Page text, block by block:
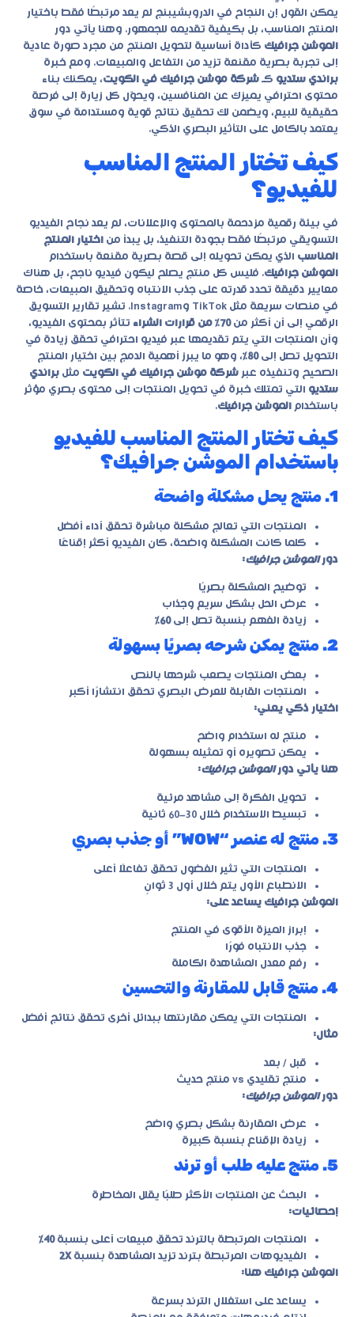
يمكن القول إن النجاح في الدروبشيبنج لم يعد مرتبطًا فقط باختيار
المنتج المناسب، بل بكيفية تقديمه للجمهور. وهنا يأتي دور
الموشن جرافيك كأداة أساسية لتحويل المنتج من مجرد صورة عادية
إلى تجربة بصرية مقنعة تزيد من التفاعل والمبيعات. ومع خبرة
براندي ستديو كـ شركة موشن جرافيك في الكويت، يمكنك بناء
محتوى احترافي يميزك عن المنافسين، ويحوّل كل زيارة إلى فرصة
حقيقية للبيع، ويضمن لك تحقيق نتائج قوية ومستدامة في سوق
يعتمد بالكامل على التأثير البصري الذكي.
كيف تختار المنتج المناسب
للفيديو؟
في بيئة رقمية مزدحمة بالمحتوى والإعلانات، لم يعد نجاح الفيديو
التسويقي مرتبطًا فقط بجودة التنفيذ، بل يبدأ من اختيار المنتج
المناسب الذي يمكن تحويله إلى قصة بصرية مقنعة باستخدام
الموشن جرافيك. فليس كل منتج يصلح ليكون فيديو ناجح، بل هناك
معايير دقيقة تحدد قدرته على جذب الانتباه وتحقيق المبيعات، خاصة
في منصات سريعة مثل TikTok وInstagram. تشير تقارير التسويق
الرقمي إلى أن أكثر من70٪ من قرارات الشراء
تتأثر بمحتوى الفيديو،
وأن المنتجات التي يتم تقديمها عبر فيديو احترافي تحقق زيادة في
التحويل تصل إلى80٪ ، وهو ما يبرز أهمية الدمج بين اختيار المنتج
الصحيح وتنفيذه عبر شركة موشن جرافيك في الكويت مثل براندي
ستديو التي تمتلك خبرة في تحويل المنتجات إلى محتوى بصري مؤثر
باستخدام الموشن جرافيك.
كيف تختار المنتج المناسب للفيديو
باستخدام الموشن جرافيك؟
1. منتج يحل مشكلة واضحة
المنتجات التي تعالج مشكلة مباشرة تحقق أداء أفضل
كلما كانت المشكلة واضحة، كان الفيديو أكثر إقناعًا
دورالموشن جرافيك:
توضيح المشكلة بصريًا
عرض الحل بشكل سريع وجذاب
زيادة الفهم بنسبة تصل إلى60٪
2. منتج يمكن شرحه بصريًا بسهولة
بعض المنتجات يصعب شرحها بالنص
المنتجات القابلة للعرض البصري تحقق انتشارًا أكبر
اختيار ذكي يعني:
منتج له استخدام واضح
يمكن تصويره أو تمثيله بسهولة
هنا يأتي دورالموشن جرافيك:
تحويل الفكرة إلى مشاهد مرئية
تبسيط الاستخدام خلال 30–60 ثانية
3. منتج له عنصر “WOW” أو جذب بصري
المنتجات التي تثير الفضول تحقق تفاعلًا أعلى
الانطباع الأول يتم خلال أول 3 ثوانٍ
الموشن جرافيك يساعد على:
إبراز الميزة الأقوى في المنتج
جذب الانتباه فورًا
رفع معدل المشاهدة الكاملة
4. منتج قابل للمقارنة والتحسين
المنتجات التي يمكن مقارنتها ببدائل أخرى تحقق نتائج أفضل
مثال:
قبل / بعد
منتج تقليدي vs منتج حديث
دورالموشن جرافيك:
عرض المقارنة بشكل بصري واضح
زيادة الإقناع بنسبة كبيرة
5. منتج عليه طلب أو ترند
البحث عن المنتجات الأكثر طلبًا يقلل المخاطرة
إحصائيات:
المنتجات المرتبطة بالترند تحقق مبيعات أعلى بنسبة40٪
الفيديوهات المرتبطة بترند تزيد المشاهدة بنسبة2X
الموشن جرافيك هنا:
يساعد على استغلال الترند بسرعة